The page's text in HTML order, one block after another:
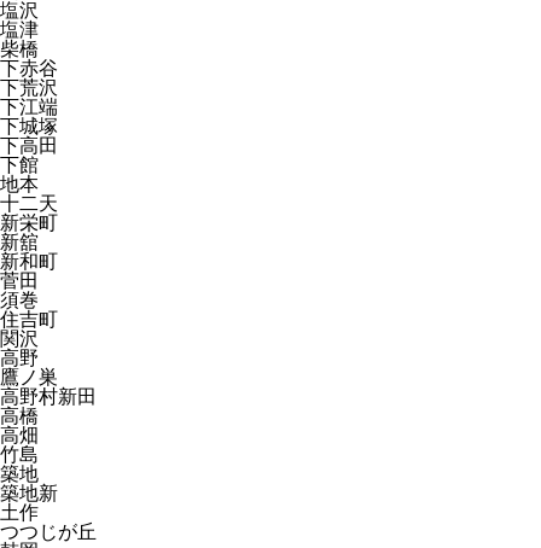
塩沢
塩津
柴橋
下赤谷
下荒沢
下江端
下城塚
下高田
下館
地本
十二天
新栄町
新舘
新和町
菅田
須巻
住吉町
関沢
高野
鷹ノ巣
高野村新田
高橋
高畑
竹島
築地
築地新
土作
つつじが丘